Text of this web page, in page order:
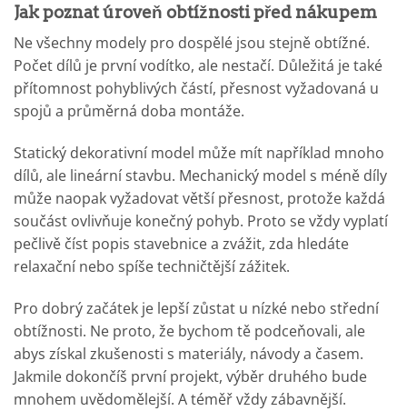
Jak poznat úroveň obtížnosti před nákupem
Ne všechny modely pro dospělé jsou stejně obtížné.
Počet dílů je první vodítko, ale nestačí. Důležitá je také
přítomnost pohyblivých částí, přesnost vyžadovaná u
spojů a průměrná doba montáže.
Statický dekorativní model může mít například mnoho
dílů, ale lineární stavbu. Mechanický model s méně díly
může naopak vyžadovat větší přesnost, protože každá
součást ovlivňuje konečný pohyb. Proto se vždy vyplatí
pečlivě číst popis stavebnice a zvážit, zda hledáte
relaxační nebo spíše techničtější zážitek.
Pro dobrý začátek je lepší zůstat u nízké nebo střední
obtížnosti. Ne proto, že bychom tě podceňovali, ale
abys získal zkušenosti s materiály, návody a časem.
Jakmile dokončíš první projekt, výběr druhého bude
mnohem uvědomělejší. A téměř vždy zábavnější.